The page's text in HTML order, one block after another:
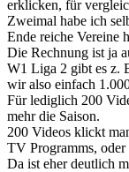
erklicken, für
Zweimal habe ich
Ende reiche Vereine
Die Rechnung ist ja
W1 Liga 2 gibt es z.
wir also einfach
Für lediglich 200
mehr die Saison.
200 Videos klickt
TV Programms,
Da ist eher deutlich